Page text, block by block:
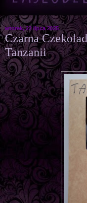
wtorek, 22 lipca 2025
Czarna
Tanzanii